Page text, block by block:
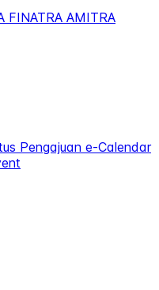
FINATRA AMITRA
Pengajuan e-Calendar